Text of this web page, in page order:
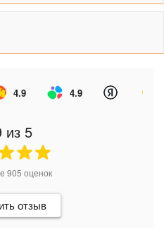
4.9 4.9
из 5
905 оценок
отзыв